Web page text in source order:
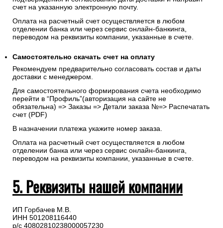
Для Юр. Лиц (без НДС): Заполните все поля формы и
укажите реквизиты, на которые будет выставлен счет.
Запрос счета на оплату
подтверждения и согласования даты доставки и направит
счет на указанную электронную почту.
Оплата на расчетный счет осуществляется в любом
отделении банка или через сервис онлайн-банкинга,
переводом на реквизиты компании, указанные в счете.
Самостоятельно скачать счетна оплату
доставки с менеджером.
Для самостоятельного формирования счета необходимо
перейти в “Профиль”(авторизация на сайте не
обязательна) => Заказы => Детали заказа №=> Распечатать
В назначении платежа укажите номер заказа.
Оплата на расчетный счет осуществляется в любом
переводом на реквизиты компании, указанные в счете.